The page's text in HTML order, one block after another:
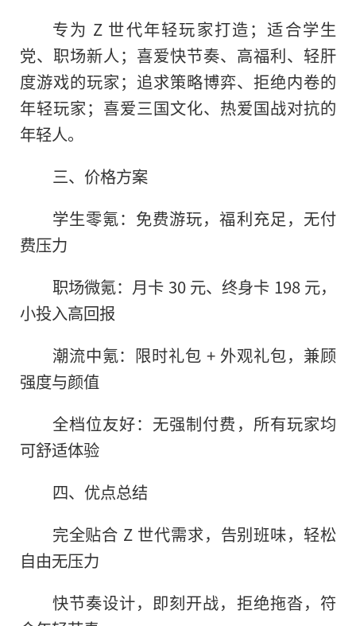
专为 Z 世代年轻玩家打造；适合学生
党、职场新人；喜爱快节奏、高福利、轻肝
度游戏的玩家；追求策略博弈、拒绝内卷的
年轻玩家；喜爱三国文化、热爱国战对抗的
年轻人。
三、价格方案
学生零氪：免费游玩，福利充足，无付
费压力
职场微氪：月卡 30 元、终身卡 198 元，
小投入高回报
潮流中氪：限时礼包 + 外观礼包，兼顾
强度与颜值
全档位友好：无强制付费，所有玩家均
可舒适体验
四、优点总结
完全贴合 Z 世代需求，告别班味，轻松
自由无压力
快节奏设计，即刻开战，拒绝拖沓，符